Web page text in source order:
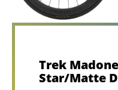
Trek
Star/Matte